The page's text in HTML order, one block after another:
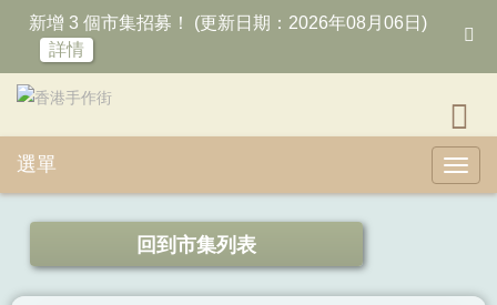
新增 3 個市集招募！ (更新日期：2026年08月06日)
詳情
選單
回到市集列表